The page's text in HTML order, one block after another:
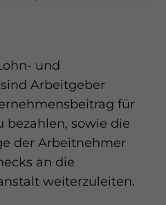
und
Arbeitgeber
für
bezahlen, sowie die
der Arbeitnehmer
an die
weiterzuleiten.